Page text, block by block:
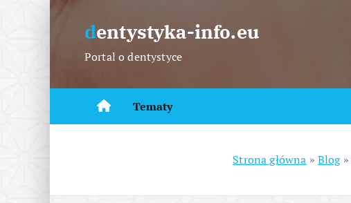
S
e
dentystyka-info.eu
Portal o dentystyce
Tematy
Strona główna » Blog»